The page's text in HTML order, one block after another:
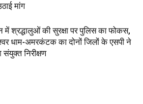
मांग
में श्रद्धालुओं की सुरक्षा पर पुलिस का फोकस,
धाम-अमरकंटक का दोनों जिलों के एसपी ने
संयुक्त निरीक्षण